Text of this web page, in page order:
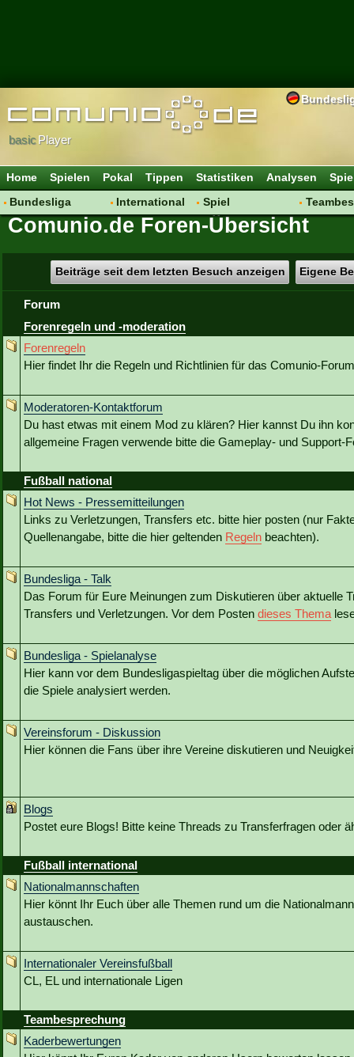
basicPlayer
Home Spielen Pokal Tippen Statistiken Analysen
Bundesliga
Hot News
Spielanalyse
Vereinsdiskussion
Vereinsfragen
International
Vereine
Spiel
Regeln & Tipps
Comunio.de Foren-Übersicht
Beiträge seit dem letzten Besuch anzeigen Eigene
Forum
Forenregeln und -moderation
Forenregeln
Hier findet Ihr die Regeln und Richtlinien für das Comunio-
Moderatoren-Kontaktforum
Du hast etwas mit einem Mod zu klären? Hier kannst Du ihn
allgemeine Fragen verwende bitte die Gameplay- und Support-
Fußball national
Hot News - Pressemitteilungen
Links zu Verletzungen, Transfers etc. bitte hier posten (nur
Quellenangabe, bitte die hier geltenden Regeln beachten).
Bundesliga - Talk
Das Forum für Eure Meinungen zum Diskutieren über aktuelle
Transfers und Verletzungen. Vor dem Posten dieses Thema
Bundesliga - Spielanalyse
Hier kann vor dem Bundesligaspieltag über die möglichen
die Spiele analysiert werden.
Vereinsforum - Diskussion
Hier können die Fans über ihre Vereine diskutieren und
Blogs
Postet eure Blogs! Bitte keine Threads zu Transferfragen oder
Fußball international
Nationalmannschaften
Hier könnt Ihr Euch über alle Themen rund um die
austauschen.
Internationaler Vereinsfußball
CL, EL und internationale Ligen
Teambesprechung
Kaderbewertungen